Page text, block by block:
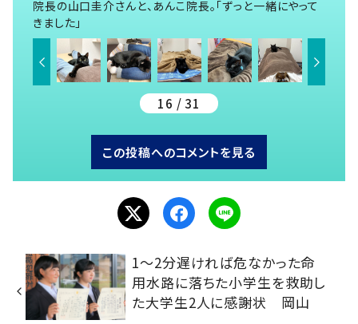
院長の山口圭介さんと、あんこ院長。「ずっと一緒にやって
きました」
16 / 31
この投稿へのコメントを見る
1～2分遅ければ危なかった命
用水路に落ちた小学生を救助し
た大学生2人に感謝状 岡山